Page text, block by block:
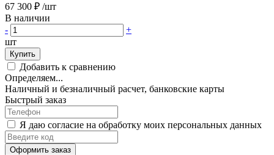
67 300 ₽ /шт
В наличии
-
+
шт
Купить
Добавить к сравнению
Определяем...
Наличный и безналичный расчет, банковские карты
Быстрый заказ
Я даю согласие на обработку моих персональных данных
Оформить заказ